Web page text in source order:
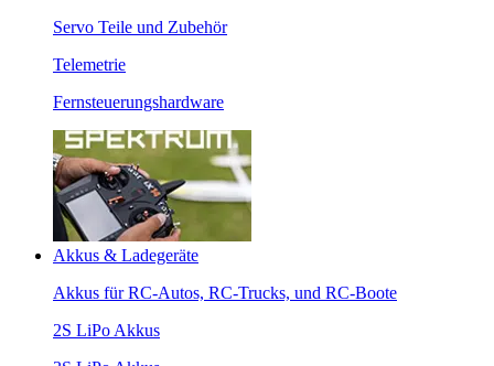
Servo Teile und Zubehör
Telemetrie
Fernsteuerungshardware
Akkus & Ladegeräte
Akkus für RC-Autos, RC-Trucks, und RC-Boote
2S LiPo Akkus